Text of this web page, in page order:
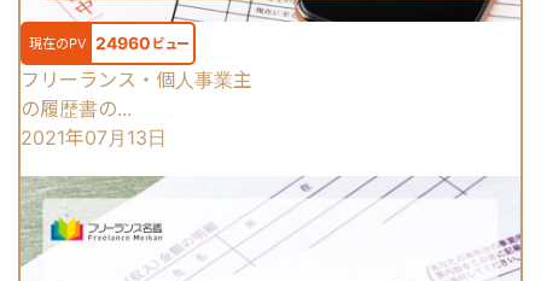
現在のPV 24960 ビュー
フリーランス・個人事業主
の履歴書の...
2021年07月13日